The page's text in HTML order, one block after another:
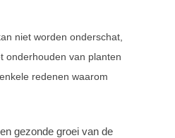
niet worden onderschat,
onderhouden van planten
redenen waarom
gezonde groei van de